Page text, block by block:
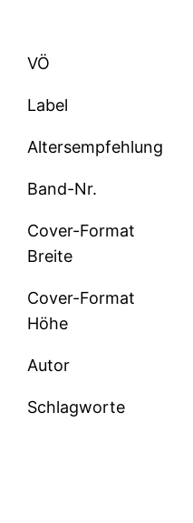
VÖ
Label
Altersempfehlung
Band-Nr.
Cover-Format
Breite
Cover-Format
Höhe
Autor
Schlagworte